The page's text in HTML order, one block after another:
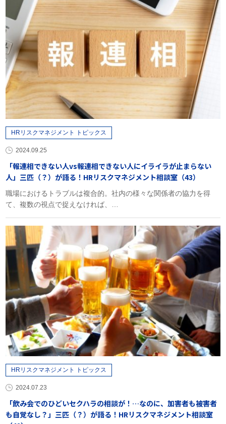
HRリスクマネジメント トピックス
2024.09.25
「報連相できない人vs報連相できない人にイライラが止まらない
人」三匹（？）が語る！HRリスクマネジメント相談室（43）
職場におけるトラブルは複合的。社内の様々な関係者の協力を得
て、複数の視点で捉えなければ、…
HRリスクマネジメント トピックス
2024.07.23
「飲み会でのひどいセクハラの相談が！…なのに、加害者も被害者
も自覚なし？」三匹（？）が語る！HRリスクマネジメント相談室